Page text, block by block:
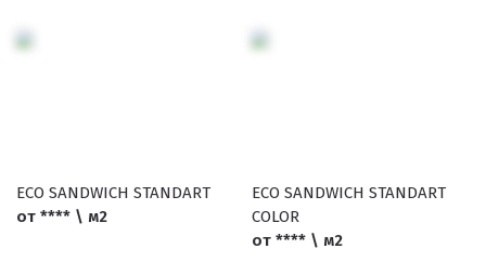
ECO SANDWICH STANDART
от **** \ м2
ECO SANDWICH STANDART
COLOR
от **** \ м2